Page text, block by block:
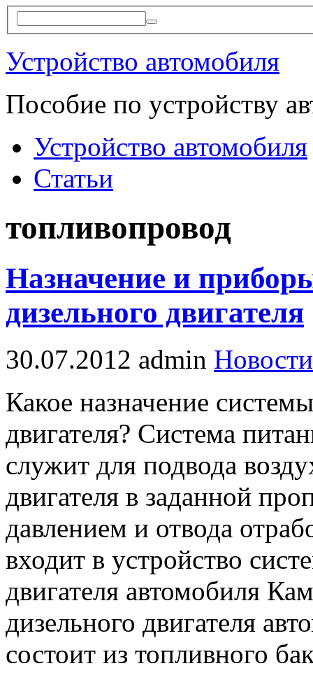
Устройство автомобиля
Пособие по устройству
Устройство автомобиля
Статьи
топливопровод
Назначение и
дизельного двигателя
30.07.2012 admin Новости
Какое назначение
двигателя? Система
служит для подвода
двигателя в заданной
давлением и отвода
входит в устройство
двигателя автомобиля
дизельного двигателя
состоит из топливного